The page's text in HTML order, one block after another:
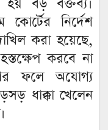
হয় বড় বক্তব্য।
নির্দেশ
করা হয়েছে,
করবে না
ফলে অযোগ্য
ধাক্কা খেলেন